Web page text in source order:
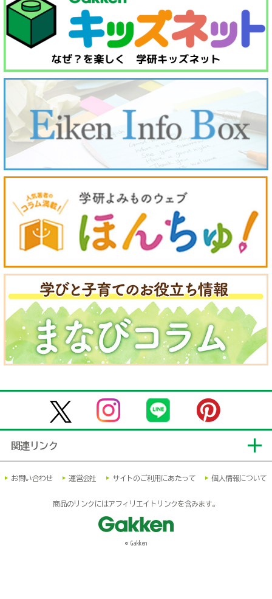
関連リンク
お問い合わせ 運営会社 サイトのご利用にあたって 個人情報について
商品のリンクにはアフィリエイトリンクを含みます。
© Gakken